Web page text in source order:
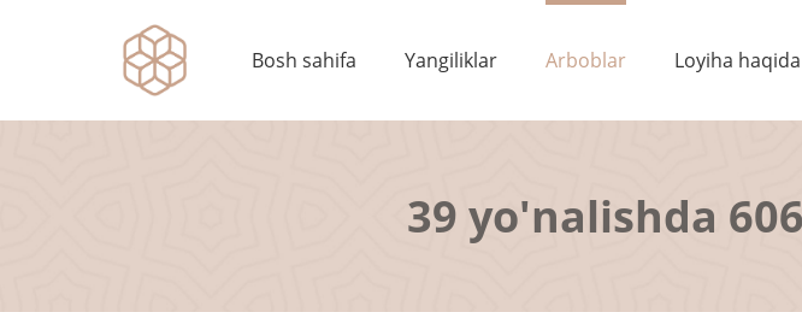
Bosh sahifa Yangiliklar Arboblar Loyiha haqida
39 yo'nalishda